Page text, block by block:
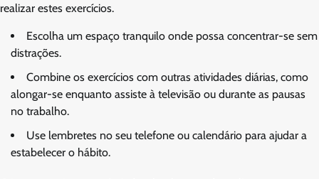
realizar estes exercícios.
Escolha um espaço tranquilo onde possa concentrar-se sem
distrações.
Combine os exercícios com outras atividades diárias, como
alongar-se enquanto assiste à televisão ou durante as pausas
no trabalho.
Use lembretes no seu telefone ou calendário para ajudar a
estabelecer o hábito.